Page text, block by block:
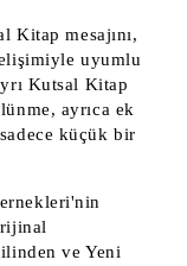
mesajını,
uyumlu
Kutsal Kitap
ayrıca ek
küçük bir
ve Yeni